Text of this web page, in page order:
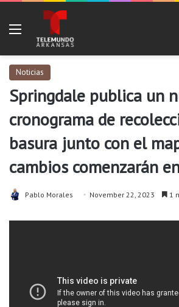
Noticias
Springdale publica un
cronograma de
basura junto con el
cambios comenzarán
Pablo Morales November 22, 2023 1